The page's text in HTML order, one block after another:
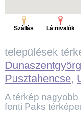
Szállás Látnivalók
települések
Pusztahencse,
A térkép nagyobb
fenti Paks